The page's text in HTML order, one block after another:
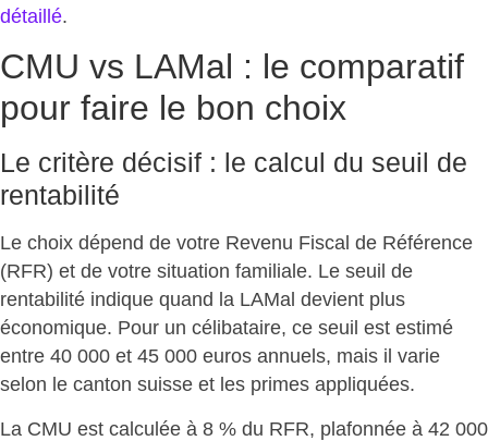
détaillé.
CMU vs LAMal : le comparatif
pour faire le bon choix
Le critère décisif : le calcul du seuil de
rentabilité
Le choix dépend de votre Revenu Fiscal de Référence
(RFR) et de votre situation familiale. Le seuil de
rentabilité indique quand la LAMal devient plus
économique. Pour un célibataire, ce seuil est estimé
entre 40 000 et 45 000 euros annuels, mais il varie
selon le canton suisse et les primes appliquées.
La CMU est calculée à 8 % du RFR, plafonnée à 42 000